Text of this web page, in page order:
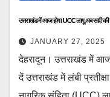
उत्तराखंड में आज होगा UCC लागू,अब
JANUARY 27, 2025
देहरादून। उत्तराखंड में
दें उत्तराखंड में लंबी